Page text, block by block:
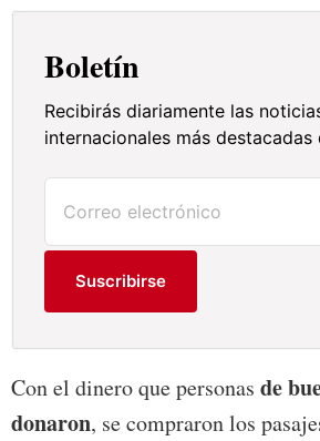
Boletín
Recibirás diariamente las
internacionales más destacadas
Suscribirse
Con el dinero que personas de
donaron, se compraron los